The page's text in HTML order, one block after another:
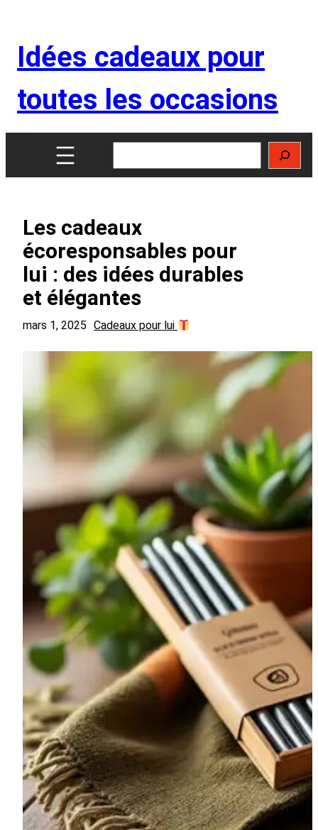
contenu
Idées cadeaux pour
toutes les occasions
Les cadeaux
écoresponsables pour
lui : des idées durables
et élégantes
mars 1, 2025 Cadeaux pour lui